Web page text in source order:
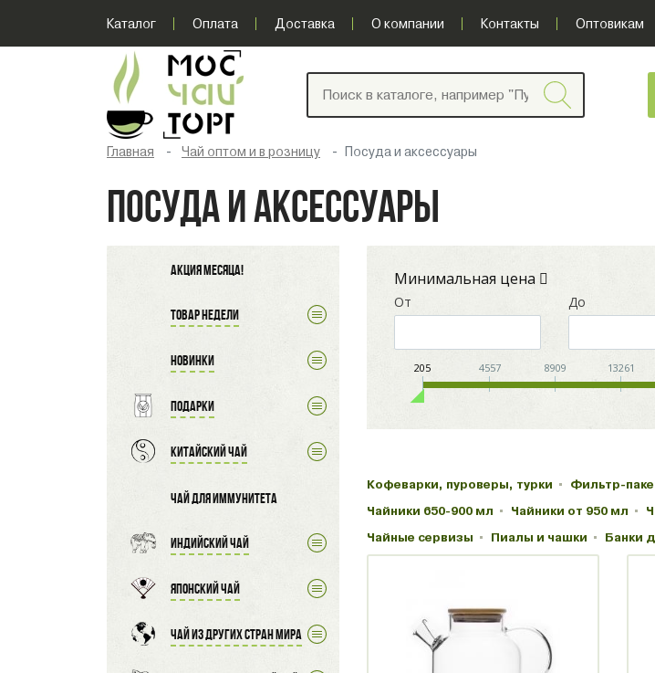
Каталог Оплата Доставка О компании Контакты Оптовикам
Главная Чай оптом и в розницу Посуда и аксессуары
ПОСУДА И АКСЕССУАРЫ
Акция месяца!
Товар недели
Новинки
Подарки
Китайский чай
Чай для иммунитета
Индийский чай
Японский чай
Чай из других стран мира
Минимальная цена
От До
205 4557 8909 13261
Кофеварки, пуроверы, турки Фильтр-
Чайники 650-900 мл
Чайники от 950 мл
Чайные сервизы
Пиалы и чашки Банки